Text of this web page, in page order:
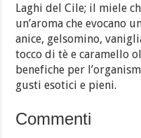
Laghi del Cile; il miele
un’aroma che evocano
anice, gelsomino,
tocco di tè e caramello
benefiche per
gusti esotici e pieni.
Commenti